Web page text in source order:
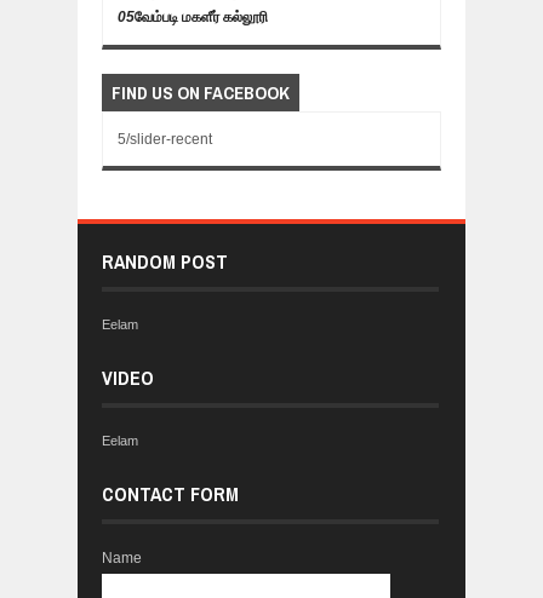
05வேம்படி மகளீர் கல்லூரி
FIND US ON FACEBOOK
5/slider-recent
RANDOM POST
Eelam
VIDEO
Eelam
CONTACT FORM
Name